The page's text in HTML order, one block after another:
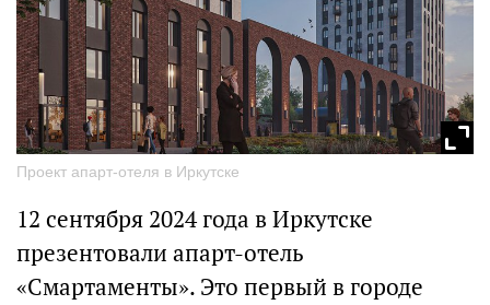
Проект апарт-отеля в Иркутске
12 сентября 2024 года в Иркутске
презентовали апарт-отель
«Смартаменты». Это первый в городе